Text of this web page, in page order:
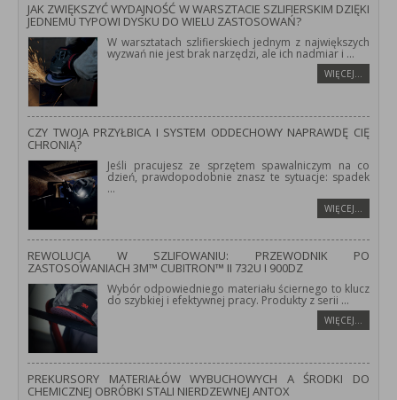
JAK ZWIĘKSZYĆ WYDAJNOŚĆ W WARSZTACIE SZLIFIERSKIM DZIĘKI
JEDNEMU TYPOWI DYSKU DO WIELU ZASTOSOWAŃ?
W warsztatach szlifierskiech jednym z największych
wyzwań nie jest brak narzędzi, ale ich nadmiar i ...
WIĘCEJ…
CZY TWOJA PRZYŁBICA I SYSTEM ODDECHOWY NAPRAWDĘ CIĘ
CHRONIĄ?
Jeśli pracujesz ze sprzętem spawalniczym na co
dzień, prawdopodobnie znasz te sytuacje: spadek
...
WIĘCEJ…
REWOLUCJA W SZLIFOWANIU: PRZEWODNIK PO
ZASTOSOWANIACH 3M™ CUBITRON™ II 732U I 900DZ
Wybór odpowiedniego materiału ściernego to klucz
do szybkiej i efektywnej pracy. Produkty z serii ...
WIĘCEJ…
PREKURSORY MATERIAŁÓW WYBUCHOWYCH A ŚRODKI DO
CHEMICZNEJ OBRÓBKI STALI NIERDZEWNEJ ANTOX